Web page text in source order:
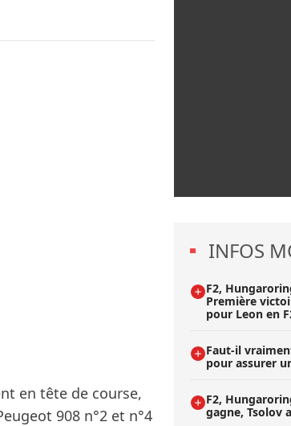
en tête de course,
908 n°2 et n°4
INFOS
F2,
Première
pour Leon en
Faut-il
pour assurer
F2,
gagne, Tsolov